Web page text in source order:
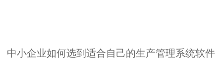
中小企业如何选到适合自己的生产管理系统软件